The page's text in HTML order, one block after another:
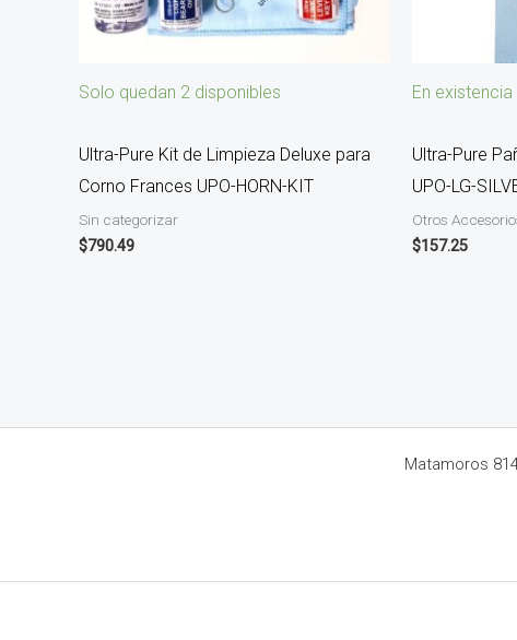
Solo quedan 2 disponibles
Ultra-Pure Kit de Limpieza Deluxe para
Corno Frances UPO-HORN-KIT
Sin categorizar
$790.49
En existencia
Ultra-Pure
UPO-LG-
Otros
$157.25
Matamoros